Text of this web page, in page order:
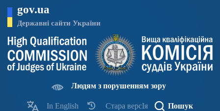
основного
матеріалу
gov.ua
Державні сайти України
Людям з порушенням зору
In English Стара версІя Пошук